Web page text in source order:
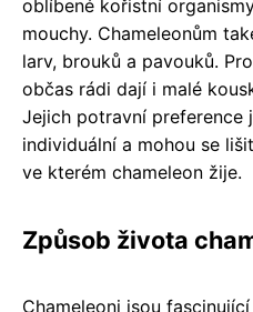
oblíbené kořistní
mouchy. Chameleonům
larv, brouků a pavouků.
občas rádi dají i malé
Jejich potravní preference
individuální a mohou se
ve kterém chameleon žije.
Způsob života
Chameleoni jsou